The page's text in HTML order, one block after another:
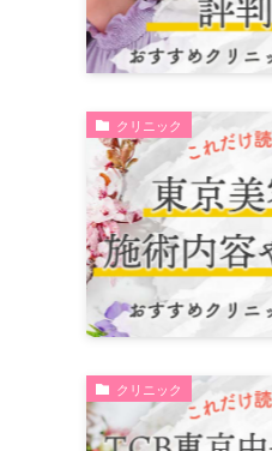
クリニック
クリニック